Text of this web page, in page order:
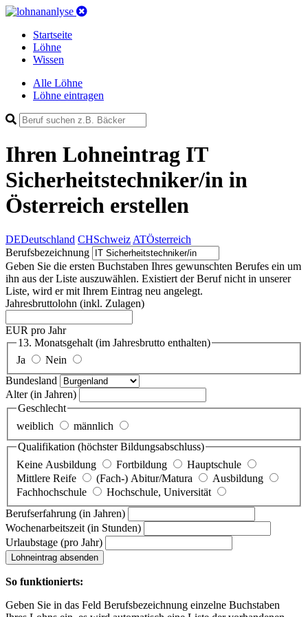
Startseite
Löhne
Wissen
Alle Löhne
Löhne eintragen
Ihren Lohneintrag IT
Sicherheitstechniker/in in
Österreich erstellen
DEDeutschland CHSchweiz ATÖsterreich
Berufsbezeichnung
Geben Sie die ersten Buchstaben Ihres gewunschten Berufes ein um
ihn aus der Liste auszuwählen. Existiert der Beruf nicht in unserer
Liste, wird er mit Ihrem Eintrag neu angelegt.
Jahresbruttolohn (inkl. Zulagen)
EUR pro Jahr
13. Monatsgehalt (im Jahresbrutto enthalten)
Ja
Nein
Bundesland
Alter(in Jahren)
Geschlecht
weiblich
männlich
Qualifikation (höchster Bildungsabschluss)
Keine Ausbildung
Fortbildung
Hauptschule
Mittlere Reife
(Fach-) Abitur/Matura
Ausbildung
Fachhochschule
Hochschule, Universität
Berufserfahrung (in Jahren)
Wochenarbeitszeit (in Stunden)
Urlaubstage (pro Jahr)
Lohneintrag absenden
So funktionierts:
Geben Sie in das Feld Berufsbezeichnung einzelne Buchstaben